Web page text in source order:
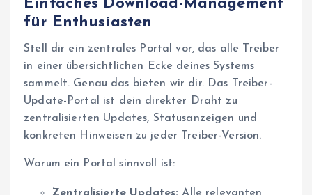
Einfaches Download-Management
für Enthusiasten
Stell dir ein zentrales Portal vor, das alle Treiber
in einer übersichtlichen Ecke deines Systems
sammelt. Genau das bieten wir dir. Das Treiber-
Update-Portal ist dein direkter Draht zu
zentralisierten Updates, Statusanzeigen und
konkreten Hinweisen zu jeder Treiber-Version.
Warum ein Portal sinnvoll ist:
Zentralisierte Updates: Alle relevanten